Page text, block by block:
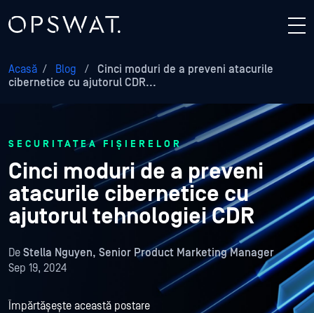
Acasă / Blog /
Cinci moduri de a preveni atacurile
cibernetice cu ajutorul CDR...
SECURITATEA FIȘIERELOR
Cinci moduri de a preveni
atacurile cibernetice cu
ajutorul tehnologiei CDR
De Stella Nguyen, Senior Product Marketing Manager
Sep 19, 2024
Împărtășește această postare